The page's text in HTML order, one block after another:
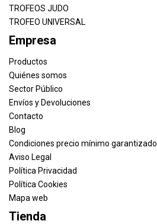
TROFEOS JUDO
TROFEO UNIVERSAL
Empresa
Productos
Quiénes somos
Sector Público
Envíos y Devoluciones
Contacto
Blog
Condiciones precio mínimo garantizado
Aviso Legal
Política Privacidad
Política Cookies
Mapa web
Tienda